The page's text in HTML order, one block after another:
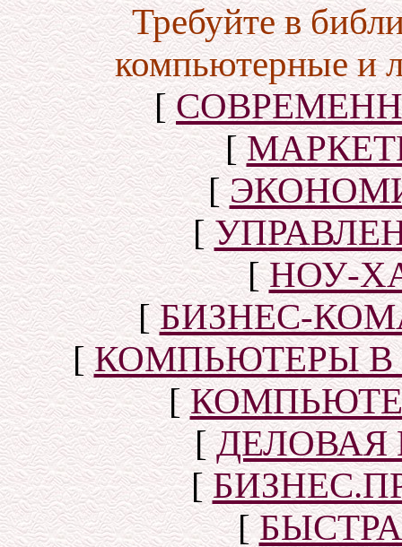
Требуйте в
компьютерные и
[
[
[
[
[НОУ-
[БИЗНЕС-
[КОМПЬЮТЕРЫ В
[
[
[
[